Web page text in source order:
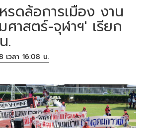
รดล้อการเมือง งาน
ศาสตร์-จุฬาฯ' เรียก
.
เวลา 16:08 น.